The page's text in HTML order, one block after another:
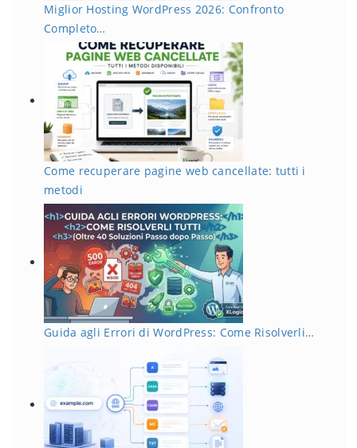
Miglior Hosting WordPress 2026: Confronto
Completo…
Come recuperare pagine web cancellate: tutti i
metodi
Guida agli Errori di WordPress: Come Risolverli…